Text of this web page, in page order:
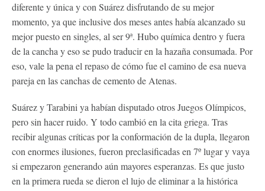
diferente y única y con Suárez disfrutando de su mejor
momento, ya que inclusive dos meses antes había alcanzado su
mejor puesto en singles, al ser 9ª. Hubo química dentro y fuera
de la cancha y eso se pudo traducir en la hazaña consumada. Por
eso, vale la pena el repaso de cómo fue el camino de esa nueva
pareja en las canchas de cemento de Atenas.
Suárez y Tarabini ya habían disputado otros Juegos Olímpicos,
pero sin hacer ruido. Y todo cambió en la cita griega. Tras
recibir algunas críticas por la conformación de la dupla, llegaron
con enormes ilusiones, fueron preclasificadas en 7º lugar y vaya
si empezaron generando aún mayores esperanzas. Es que justo
en la primera rueda se dieron el lujo de eliminar a la histórica